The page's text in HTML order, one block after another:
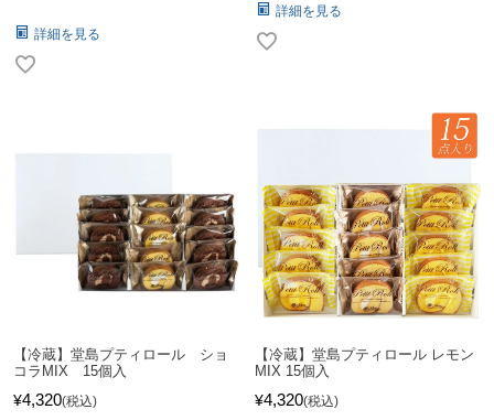
詳細を見る
詳細を見る
【冷蔵】堂島プティロール ショ
コラMIX 15個入
¥4,320 税込
【冷蔵】堂島プティロール レモン
MIX 15個入
¥4,320 税込